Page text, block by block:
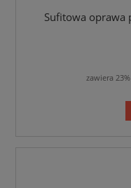
Sufitowa oprawa
zawiera